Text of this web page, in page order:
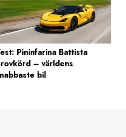
Pininfarina Battista
– världens
bil